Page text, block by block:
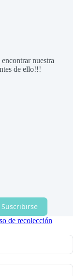
nuestra
de ello!!!
Suscribirse
de recolección